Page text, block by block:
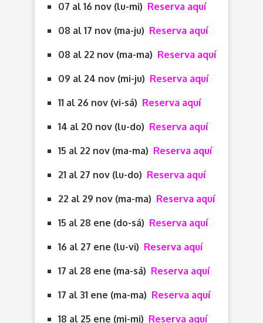
07 al 16 nov (lu-mi) Reserva aquí
08 al 17 nov (ma-ju) Reserva aquí
08 al 22 nov (ma-ma) Reserva aquí
09 al 24 nov (mi-ju) Reserva aquí
11 al 26 nov (vi-sá) Reserva aquí
14 al 20 nov (lu-do) Reserva aquí
15 al 22 nov (ma-ma) Reserva aquí
21 al 27 nov (lu-do) Reserva aquí
22 al 29 nov (ma-ma) Reserva aquí
15 al 28 ene (do-sá) Reserva aquí
16 al 27 ene (lu-vi) Reserva aquí
17 al 28 ene (ma-sá) Reserva aquí
17 al 31 ene (ma-ma) Reserva aquí
18 al 25 ene (mi-mi) Reserva aquí